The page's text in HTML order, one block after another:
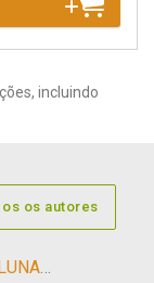
incluindo
os autores
JOSÉ MARCOS LUNARDELLI